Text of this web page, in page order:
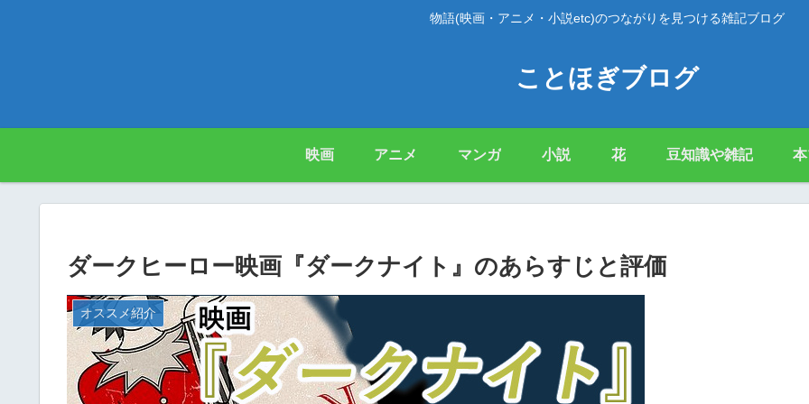
物語(映画・アニメ・小説etc)のつながりを見つける雑記ブログ
ことほぎブログ
映画 アニメ マンガ 小説 花 豆知識や雑記
ダークヒーロー映画『ダークナイト』のあらすじと評価
オススメ紹介